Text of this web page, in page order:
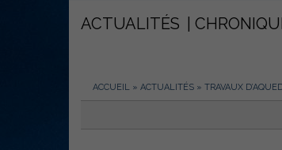
ACTUALITÉS
ACCUEIL » ACTUALITÉS » TRAVAUX